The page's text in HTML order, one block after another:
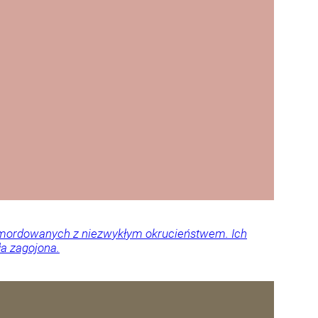
z niezwykłym okrucieństwem. Ich
zagojona.